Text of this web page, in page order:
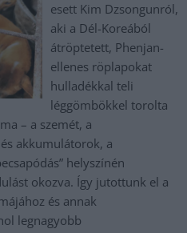
esett Kim Dzsongunról,
aki a Dél-Koreából
átröptetett, Phenjan-
ellenes röplapokat
hulladékkal teli
léggömbökkel torolta
– a szemét, a
akkumulátorok, a
helyszínén
okozva. Így jutottunk el a
és annak
legnagyobb